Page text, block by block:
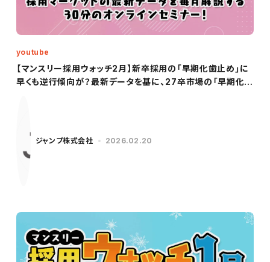
【マンスリー採用ウォッチ2月】新卒採用の「早期化歯止め」に
早くも逆行傾向が？最新データを基に、27卒市場の「早期化×
youtube
ジャンプ株式会社 2026.02.20